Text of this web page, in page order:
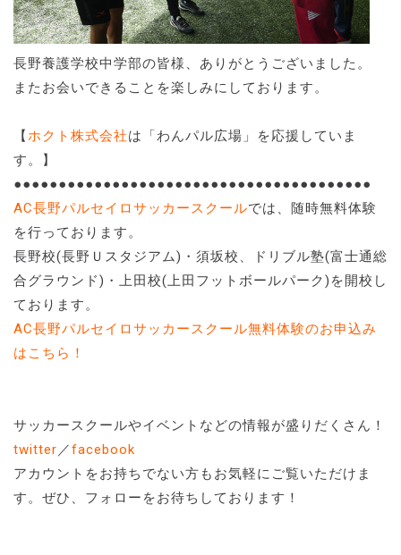
長野養護学校中学部の皆様、ありがとうございました。
またお会いできることを楽しみにしております。
【 ホクト株式会社は「わんパル広場」を応援していま
す。】
●●●●●●●●●●●●●●●●●●●●●●●●●●●●●●●●●●●●●●●●
AC長野パルセイロサッカースクールでは、随時無料体験
を行っております。
長野校(長野Ｕスタジアム)・須坂校、ドリブル塾(富士通総
合グラウンド)・上田校(上田フットボールパーク)を開校し
ております。
AC長野パルセイロサッカースクール無料体験のお申込み
はこちら！
サッカースクールやイベントなどの情報が盛りだくさん！
twitter／facebook
アカウントをお持ちでない方もお気軽にご覧いただけま
す。ぜひ、フォローをお待ちしております！